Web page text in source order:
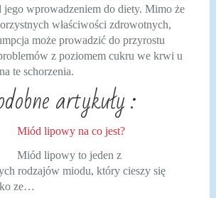
jego wprowadzeniem do diety. Mimo że
właściwości zdrowotnych,
może prowadzić do przyrostu
z poziomem cukru we krwi u
te schorzenia.
artykuły :
Miód lipowy na co jest?
Miód lipowy to jeden z
rodzajów miodu, który cieszy się
ze…